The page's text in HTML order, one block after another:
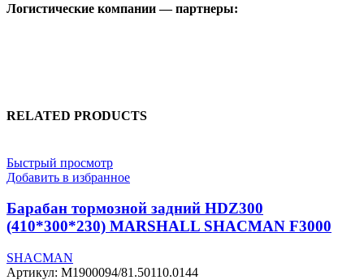
Логистические компании — партнеры:
RELATED PRODUCTS
Быстрый просмотр
Добавить в избранное
Барабан тормозной задний HDZ300
(410*300*230) MARSHALL SHACMAN F3000
SHACMAN
Артикул: M1900094/81.50110.0144